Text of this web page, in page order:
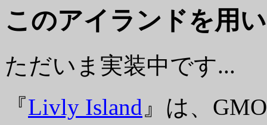
このアイランドを用
ただいま実装中です...
『Livly Island 』は、